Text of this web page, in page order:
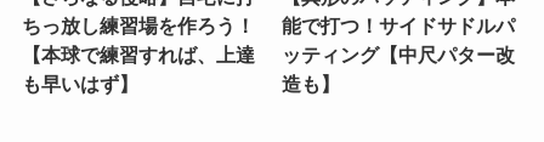
ちっ放し練習場を作ろう！
【本球で練習すれば、上達
も早いはず】
能で打つ！サイドサドルパ
ッティング【中尺パター改
造も】